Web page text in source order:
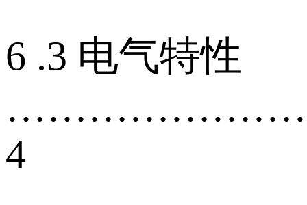
6 .3 电气特性
4